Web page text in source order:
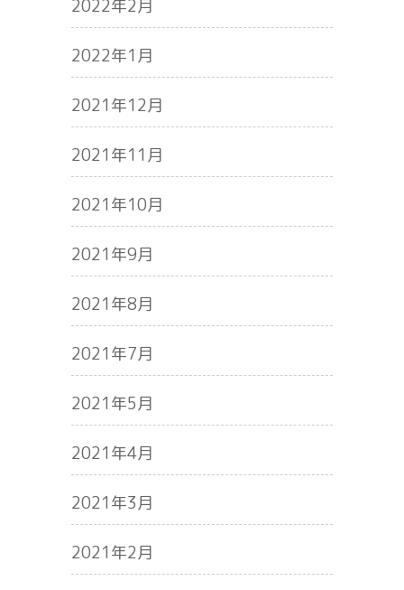
2022年2月
2022年1月
2021年12月
2021年11月
2021年10月
2021年9月
2021年8月
2021年7月
2021年5月
2021年4月
2021年3月
2021年2月